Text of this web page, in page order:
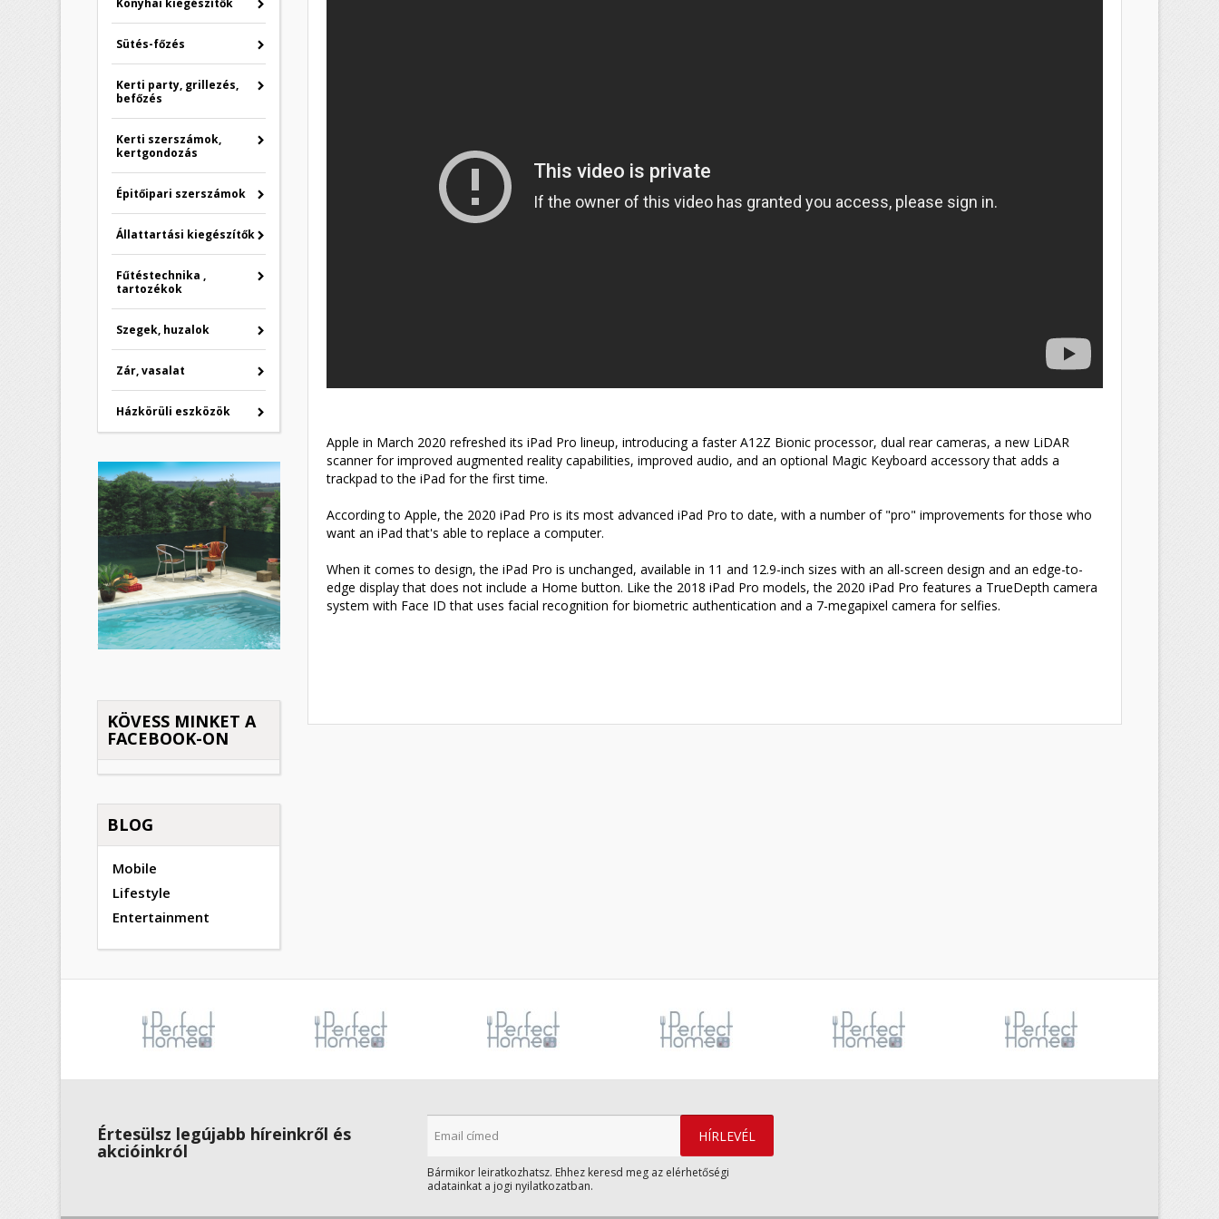
Sütés-főzés
Kerti party, grillezés,
befőzés
Kerti szerszámok,
kertgondozás
Épitőipari szerszámok
Állattartási kiegészítők
Fűtéstechnika ,
tartozékok
Szegek, huzalok
Zár, vasalat
Házkörüli eszközök
KÖVESS MINKET A
FACEBOOK-ON
BLOG
Mobile
Lifestyle
Entertainment
Apple in March 2020 refreshed its iPad Pro lineup, introducing a faster A12Z Bionic processor, dual rear cameras, a new LiDAR
scanner for improved augmented reality capabilities, improved audio, and an optional Magic Keyboard accessory that adds a
trackpad to the iPad for the first time.
According to Apple, the 2020 iPad Pro is its most advanced iPad Pro to date, with a number of "pro" improvements for those who
want an iPad that's able to replace a computer.
When it comes to design, the iPad Pro is unchanged, available in 11 and 12.9-inch sizes with an all-screen design and an edge-to-
edge display that does not include a Home button. Like the 2018 iPad Pro models, the 2020 iPad Pro features a TrueDepth camera
system with Face ID that uses facial recognition for biometric authentication and a 7-megapixel camera for selfies.
Értesülsz legújabb híreinkről és
akcióinkról
Bármikor leiratkozhatsz. Ehhez keresd meg az elérhetőségi
adatainkat a jogi nyilatkozatban.
My wishlists
add_circle_outline Create new list
((modalTitle)) ×
Kívánságlista neve
Bejelentkezés ×